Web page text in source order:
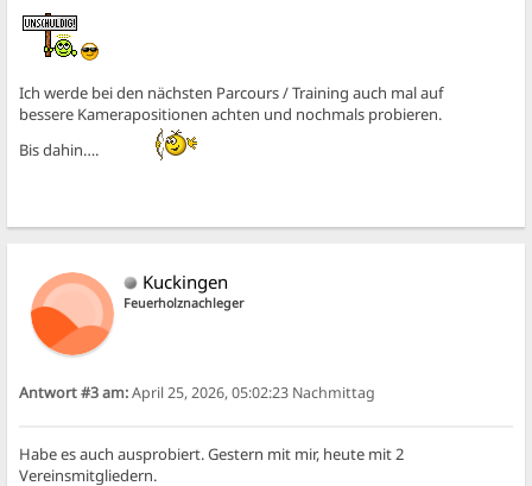
Ich werde bei den nächsten Parcours / Training auch mal auf
bessere Kamerapositionen achten und nochmals probieren.
Bis dahin….
Kuckingen
Feuerholznachleger
Antwort #3 am:April 25, 2026, 05:02:23 Nachmittag
Habe es auch ausprobiert. Gestern mit mir, heute mit 2
Vereinsmitgliedern.